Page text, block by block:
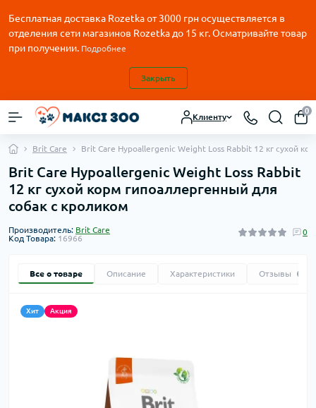
Бесплатная доставка Rozetka от3000 грн осуществляется в
отделения сети магазинов Rozetka до 15 кг. Осматривайте товар
при получении. Подробнее
Закрыть
Клиенту
0
Brit Care Brit Care Hypoallergenic Weight Loss Rabbit 12 кг сухой
Brit Care Hypoallergenic Weight Loss Rabbit
12 кг сухой корм гипоаллергенный для
собак с кроликом
Производитель: Brit Care
Код Товара: 16966
0
Все о товаре Описание Характеристики Отзывы
Хит Акция